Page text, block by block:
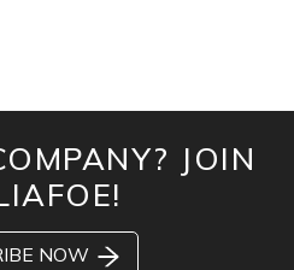
JOIN
NOW